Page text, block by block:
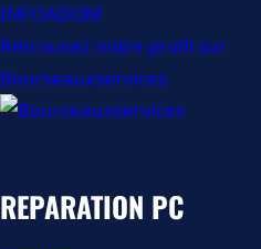
INFOADOM
Retrouvez notre profil sur
Bourseauxservices
REPARATION PC